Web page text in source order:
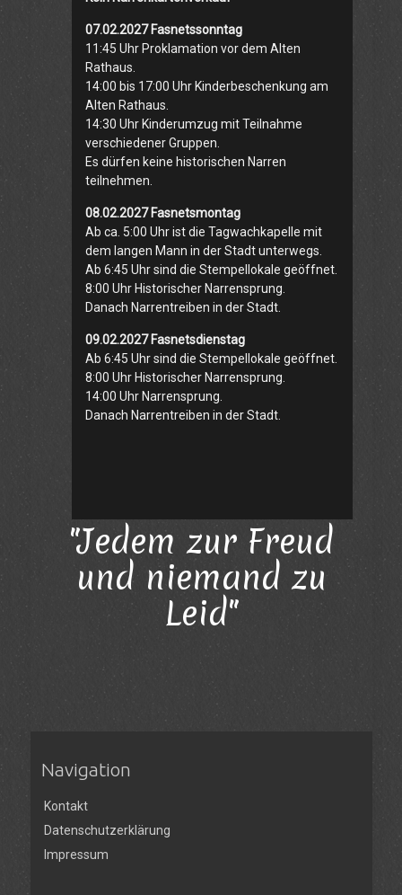
07.02.2027 Fasnetssonntag
11:45 Uhr Proklamation vor dem Alten
Rathaus.
14:00 bis 17:00 Uhr Kinderbeschenkung am
Alten Rathaus.
14:30 Uhr Kinderumzug mit Teilnahme
verschiedener Gruppen.
Es dürfen keine historischen Narren
teilnehmen.
08.02.2027 Fasnetsmontag
Ab ca. 5:00 Uhr ist die Tagwachkapelle mit
dem langen Mann in der Stadt unterwegs.
Ab 6:45 Uhr sind die Stempellokale geöffnet.
8:00 Uhr Historischer Narrensprung.
Danach Narrentreiben in der Stadt.
09.02.2027 Fasnetsdienstag
Ab 6:45 Uhr sind die Stempellokale geöffnet.
8:00 Uhr Historischer Narrensprung.
14:00 Uhr Narrensprung.
Danach Narrentreiben in der Stadt.
"Jedem zur Freud
und niemand zu
Leid"
Navigation
Kontakt
Datenschutzerklärung
Impressum